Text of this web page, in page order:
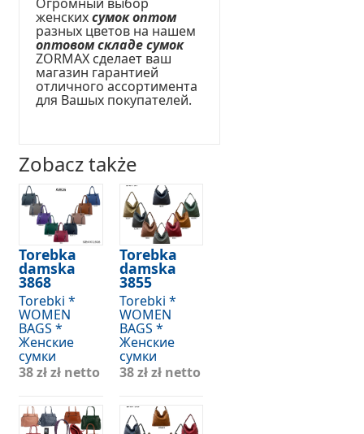
женскихсумок оптом
разных цветов на нашем
оптовом складе сумок
ZORMAX сделает ваш
магазин гарантией
отличного ассортимента
для Вашых покупателей.
Zobacz także
Torebka
damska
3868
Torebki *
WOMEN
BAGS *
Женские
сумки
38 złzł netto
Torebka
damska
3855
Torebki *
WOMEN
BAGS *
Женские
сумки
38 złzł netto